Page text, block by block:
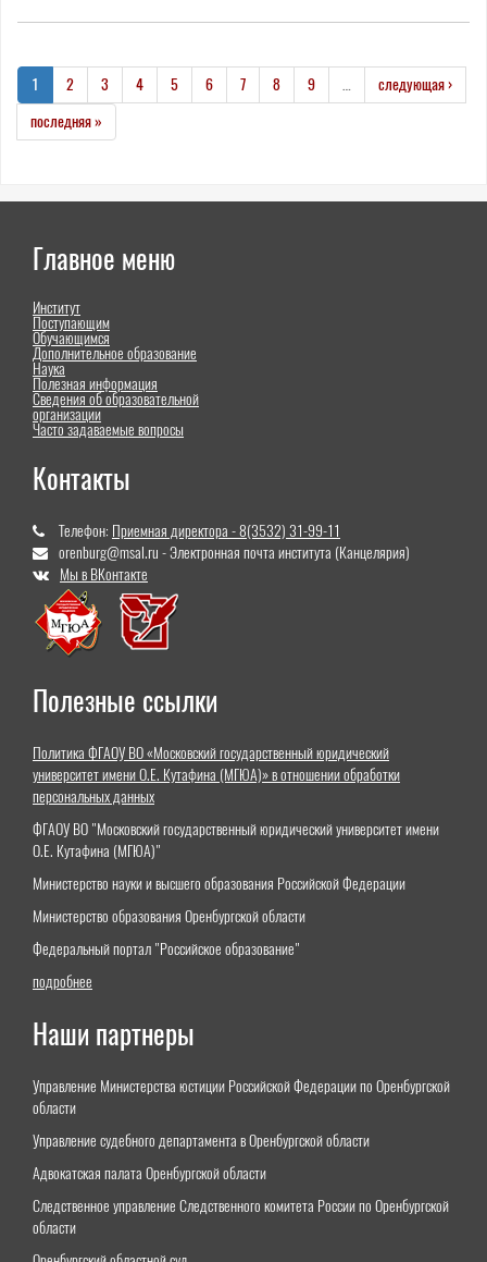
1 2 3 4 5 6 7 8 9
следующая ›
последняя »
Главное меню
Институт
Поступающим
Обучающимся
Дополнительное образование
Наука
Полезная информация
Сведения об образовательной
организации
Часто задаваемые вопросы
Контакты
Телефон: Приемная директора - 8(3532) 31-99-11
orenburg@msal.ru - Электронная почта института (Канцелярия)
Мы в ВКонтакте
Полезные ссылки
Политика ФГАОУ ВО «Московский государственный юридический
университет имени О.Е. Кутафина (МГЮА)» в отношении обработки
персональных данных
ФГАОУ ВО "Московский государственный юридический университет имени
О.Е. Кутафина (МГЮА)"
Министерство науки и высшего образования Российской Федерации
Министерство образования Оренбургской области
Федеральный портал "Российское образование"
подробнее
Наши партнеры
Управление Министерства юстиции Российской Федерации по Оренбургской
области
Управление судебного департамента в Оренбургской области
Адвокатская палата Оренбургской области
Следственное управление Следственного комитета России по Оренбургской
области